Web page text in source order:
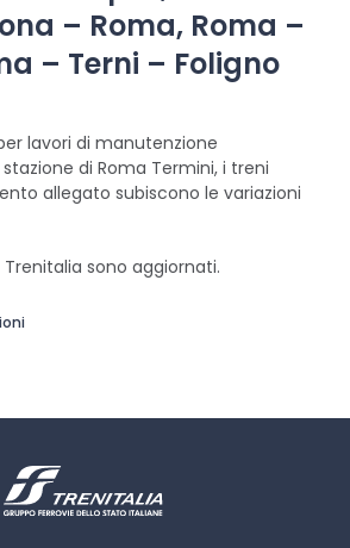
– Roma, Roma –
– Terni – Foligno
lavori di manutenzione
di Roma Termini, i treni
allegato subiscono le variazioni
sono aggiornati.